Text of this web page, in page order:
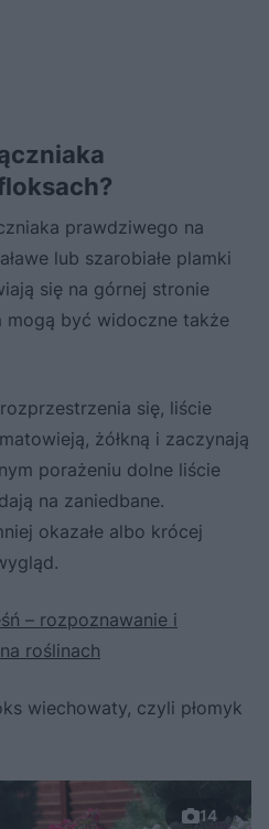
prawdziwego na
lub szarobiałe plamki
się na górnej stronie
mogą być widoczne także
się, liście
żółkną i zaczynają
porażeniu dolne liście
na zaniedbane.
okazałe albo krócej
– rozpoznawanie i
roślinach
wiechowaty, czyli płomyk
14